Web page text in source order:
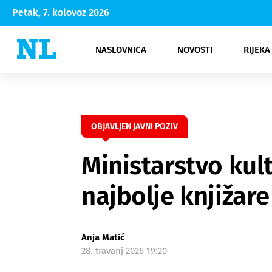
Petak, 7. kolovoz 2026
NASLOVNICA NOVOSTI
Rijeka Opatija
NK
Moda
Kultura
OBJAVLJEN JAVNI POZIV
Ministarstvo
najbolje
Anja Matić
28. travanj 2026 19:20